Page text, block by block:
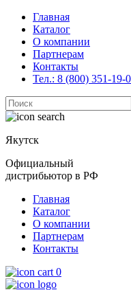
Главная
Каталог
О компании
Партнерам
Контакты
Тел.: 8 (800) 351-19-
Поиск
for:
Якутск
Официальный
дистрибьютор в РФ
Главная
Каталог
О компании
Партнерам
Контакты
0